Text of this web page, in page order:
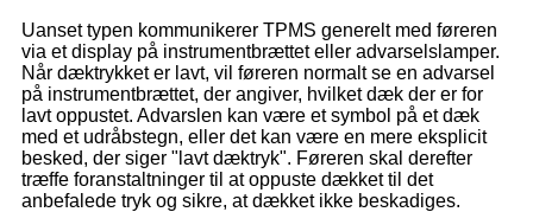
Uanset typen kommunikerer TPMS generelt med føreren
via et display på instrumentbrættet eller advarselslamper.
Når dæktrykket er lavt, vil føreren normalt se en advarsel
på instrumentbrættet, der angiver, hvilket dæk der er for
lavt oppustet. Advarslen kan være et symbol på et dæk
med et udråbstegn, eller det kan være en mere eksplicit
besked, der siger "lavt dæktryk". Føreren skal derefter
træffe foranstaltninger til at oppuste dækket til det
anbefalede tryk og sikre, at dækket ikke beskadiges.